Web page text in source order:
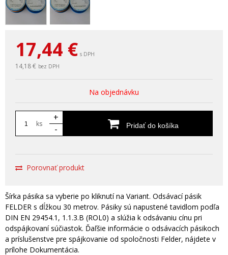
17,44 € s DPH
14,18 € bez DPH
Na objednávku
ks
+
-
Pridať do košíka
Porovnať produkt
Šírka pásika sa vyberie po kliknutí na Variant. Odsávací pásik
FELDER s dĺžkou 30 metrov. Pásiky sú napustené tavidlom podľa
DIN EN 29454.1, 1.1.3.B (ROL0) a slúžia k odsávaniu cínu pri
odspájkovaní súčiastok. Ďaľšie informácie o odsávacích pásikoch
a príslušenstve pre spájkovanie od spoločnosti Felder, nájdete v
prílohe Dokumentácia.